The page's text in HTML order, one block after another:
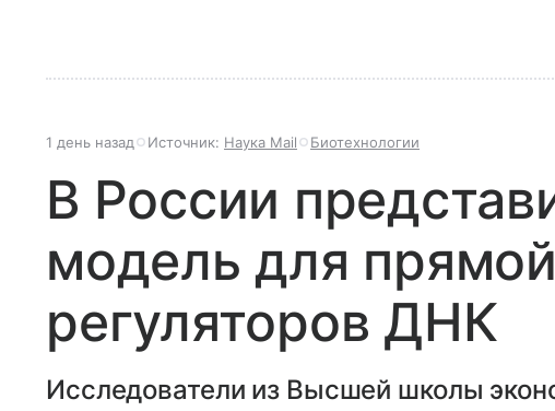
1 день назад Источник: Наука Mail Биотехнологии
В России
модель для
регуляторов ДНК
Исследователи из Высшей школы